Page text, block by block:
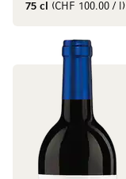
75 cl (CHF 100.00 / l)